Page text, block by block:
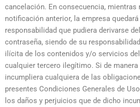
cancelación. En consecuencia, mientras
notificación anterior, la empresa
responsabilidad que pudiera derivarse
contraseña, siendo de su
ilícita de los contenidos y/o servicios
cualquier tercero ilegítimo. Si de
incumpliera cualquiera de las
presentes Condiciones Generales de
los daños y perjuicios que de dicho